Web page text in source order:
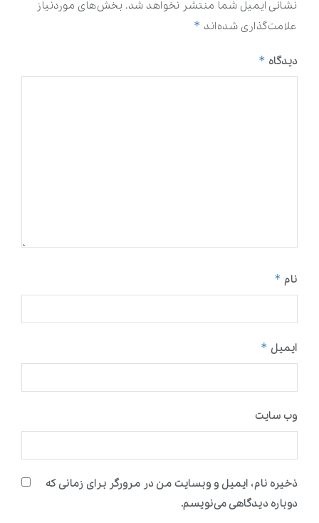
نشانی ایمیل شما منتشر نخواهد شد. بخش‌های موردنیاز
علامت‌گذاری شده‌اند *
دیدگاه *
نام *
ایمیل *
وب‌ سایت
ذخیره نام، ایمیل و وبسایت من در مرورگر برای زمانی که
دوباره دیدگاهی می‌نویسم.